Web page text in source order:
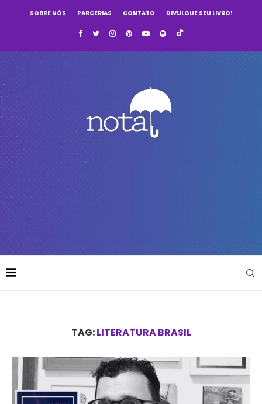
SOBRE NÓS PARCERIAS CONTATO DIVULGUE SEU LIVRO!
TAG:LITERATURA BRASIL